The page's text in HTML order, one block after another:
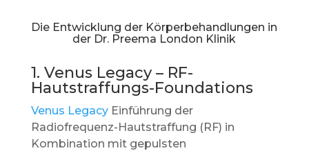
Die Entwicklung der Körperbehandlungen in
der Dr. Preema London Klinik
1. Venus Legacy – RF-
Hautstraffungs-Foundations
Venus LegacyEinführung der
Radiofrequenz-Hautstraffung (RF) in
Kombination mit gepulsten